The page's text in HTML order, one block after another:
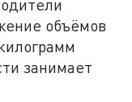
объёмов
занимает